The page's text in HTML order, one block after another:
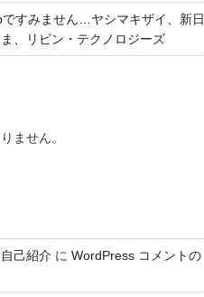
すみません…ヤシマキザイ、新日
、リビン・テクノロジーズ
ません。
己紹介 に WordPress コメントの